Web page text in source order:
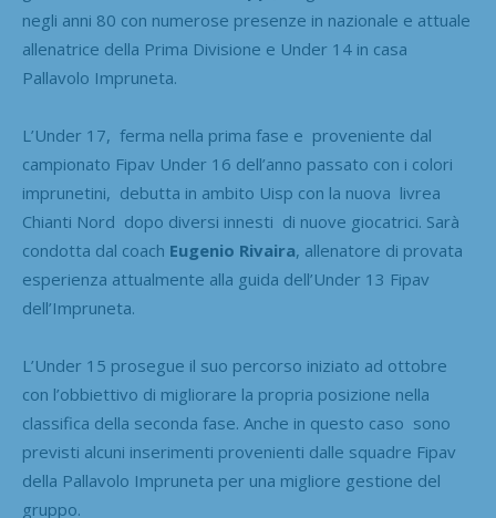
negli anni 80 con numerose presenze in nazionale e attuale
allenatrice della Prima Divisione e Under 14 in casa
Pallavolo Impruneta.
L’Under 17, ferma nella prima fase e proveniente dal
campionato Fipav Under 16 dell’anno passato con i colori
imprunetini, debutta in ambito Uisp con la nuova livrea
Chianti Nord dopo diversi innesti di nuove giocatrici. Sarà
condotta dal coach Eugenio Rivaira, allenatore di provata
esperienza attualmente alla guida dell’Under 13 Fipav
dell’Impruneta.
L’Under 15 prosegue il suo percorso iniziato ad ottobre
con l’obbiettivo di migliorare la propria posizione nella
classifica della seconda fase. Anche in questo caso sono
previsti alcuni inserimenti provenienti dalle squadre Fipav
della Pallavolo Impruneta per una migliore gestione del
gruppo.